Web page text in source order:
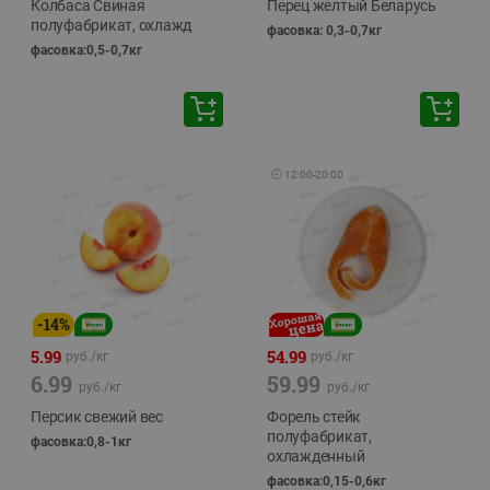
Колбаса Свиная
полуфабрикат, охлажд
фасовка:0,5-0,7кг
Перец желтый Беларусь
фасовка: 0,3-0,7кг
-14%
5.99 руб./кг
6.99 руб./кг
Персик свежий вес
фасовка:0,8-1кг
🕘 12:00-20:00
54.99 руб./кг
59.99 руб./кг
Форель стейк
полуфабрикат,
охлажденный
фасовка:0,15-0,6кг